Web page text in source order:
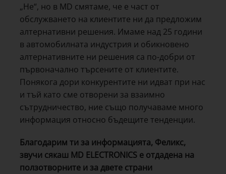
„Не“, но в MD смятаме, че е част от
обслужването на клиентите ни да предложим
алтернативни решения. Имаме над 25 години
в автомобилната индустрия и обикновено
алтернативните ни решения са по-добри от
първоначално търсените от клиентите.
Понякога дори конкурентите ни идват при нас
и тъй като сме отворени за взаимно
сътрудничество, ние също получаваме много
информация относно бъдещите тенденции.
Благодарим ти за информацията, Феликс,
звучи сякаш MD ELECTRONICS е отдадена на
ползотворните и за двете страни